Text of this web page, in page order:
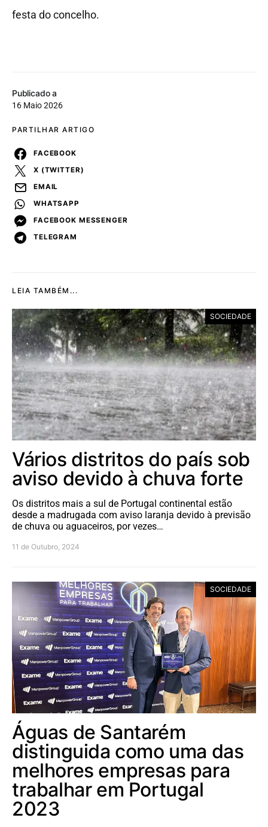
Publicado a
16 Maio 2026
PARTILHAR ARTIGO
FACEBOOK
X (TWITTER)
EMAIL
WHATSAPP
FACEBOOK MESSENGER
TELEGRAM
festa do concelho.
LEIA TAMBÉM...
SOCIEDADE
Vários distritos do país sob
aviso devido à chuva forte
Os distritos mais a sul de Portugal continental estão
desde a madrugada com aviso laranja devido à previsão
de chuva ou aguaceiros, por vezes…
11 de Outubro, 2024
SOCIEDADE
Águas de Santarém
distinguida como uma das
melhores empresas para
trabalhar em Portugal
2023